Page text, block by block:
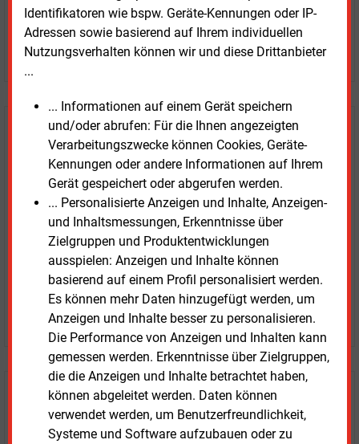
Identifikatoren wie bspw. Geräte-Kennungen oder IP-
Adressen sowie basierend auf Ihrem individuellen
Nutzungsverhalten können wir und diese Drittanbieter
...
... Informationen auf einem Gerät speichern
und/oder abrufen: Für die Ihnen angezeigten
Verarbeitungszwecke können Cookies, Geräte-
Kennungen oder andere Informationen auf Ihrem
Gerät gespeichert oder abgerufen werden.
... Personalisierte Anzeigen und Inhalte, Anzeigen-
und Inhaltsmessungen, Erkenntnisse über
Zielgruppen und Produktentwicklungen
ausspielen: Anzeigen und Inhalte können
basierend auf einem Profil personalisiert werden.
Es können mehr Daten hinzugefügt werden, um
Anzeigen und Inhalte besser zu personalisieren.
Die Performance von Anzeigen und Inhalten kann
gemessen werden. Erkenntnisse über Zielgruppen,
die die Anzeigen und Inhalte betrachtet haben,
können abgeleitet werden. Daten können
verwendet werden, um Benutzerfreundlichkeit,
Systeme und Software aufzubauen oder zu
JETZT ARTIKEL KAUFEN
Testen SieE&M
kostenlos und
unverbindlich
Zwei Wochen kostenfreier Zugang
Zugang auf stündlich aktualisierte Nachrichten mit
Prognose- und Marktdaten
+ einmal täglich E&M daily
+ zwei Ausgaben der Zeitung E&M
ohne automatische Verlängerung
JETZT KOSTENLOS TESTEN
Login für Kunden